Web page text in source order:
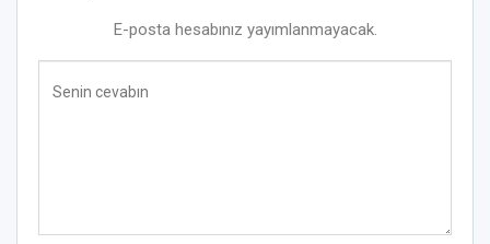
E-posta hesabınız yayımlanmayacak.